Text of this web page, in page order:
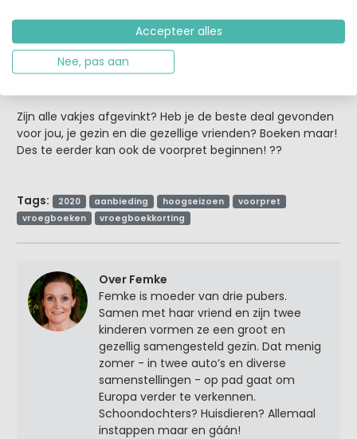
voor het vinden van jouw perfecte zomervakantie 2020,
ook de aanbiedingen van de verschillende
kampeerorganisaties naast elkaar te leggen. Daar kan
namelijk best wat verschil in zitten, zelfs voor dezelfde
Zijn alle vakjes afgevinkt? Heb je de beste deal gevonden
voor jou, je gezin en die gezellige vrienden? Boeken maar!
Des te eerder kan ook de voorpret beginnen! ??
Tags: 2020 aanbieding hoogseizoen
voorpret
vroegboeken
vroegboekkorting
Over Femke
Femke is moeder van drie pubers.
Samen met haar vriend en zijn twee
kinderen vormen ze een groot en
gezellig samengesteld gezin. Dat menig
zomer - in twee auto’s en diverse
samenstellingen - op pad gaat om
Europa verder te verkennen.
Schoondochters? Huisdieren? Allemaal
instappen maar en gáán!
Accepteer alles
Nee, pas aan